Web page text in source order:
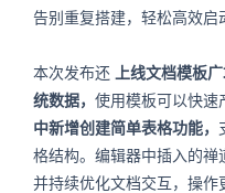
告别重复搭建，轻松高效启
本次发布还 上线文档模板
统数据， 使用模板可以快速
中新增创建简单表格功能，
格结构。编辑器中插入的禅
并持续优化文档交互，操作